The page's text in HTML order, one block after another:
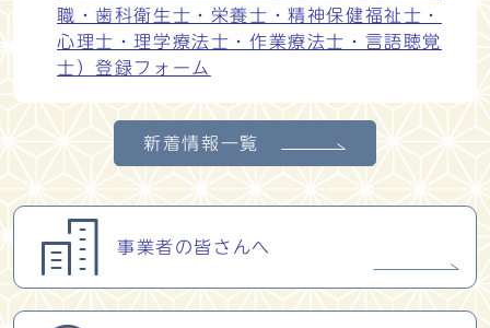
職・歯科衛生士・栄養士・精神保健福祉士・
心理士・理学療法士・作業療法士・言語聴覚
士）登録フォーム
新着情報一覧
事業者の皆さんへ